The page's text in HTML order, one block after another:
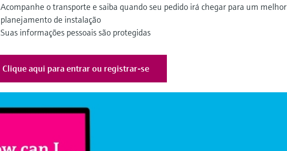
Acompanhe o transporte e saiba quando seu pedido irá chegar para um melhor
planejamento de instalação
Suas informações pessoais são protegidas
Clique aqui para entrar ou registrar-se